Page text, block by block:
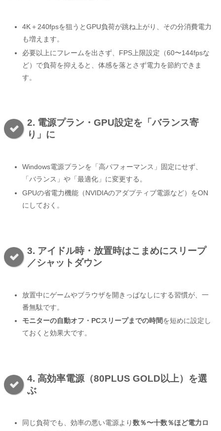
4K＋240fpsを狙うとGPU負荷が跳ね上がり、その分消費電力
も増えます。
必要以上にフレームを出さず、FPS上限設定（60〜144fpsな
ど）で負荷を抑えると、体感を落とさず電力を節約できま
す。
2. 電源プラン・GPU設定を「バランス寄
り」に
Windows電源プランを「高パフォーマンス」固定にせず、
「バランス」や「最適化」に変更する。
GPUの省電力機能（NVIDIAのアダプティブ電源など）をON
にしておく。
3. アイドル時・放置時はこまめにスリープ
／シャットダウン
放置中にゲームやブラウザを開きっぱなしにする習慣が、一
番無駄です。
モニターの自動オフ・PCスリープまでの時間を短めに設定し
ておくと効果大です。
4. 高効率電源（80PLUS GOLD以上）を選
ぶ
同じ負荷でも、効率の悪い電源より数％〜十数％ほど電力ロ